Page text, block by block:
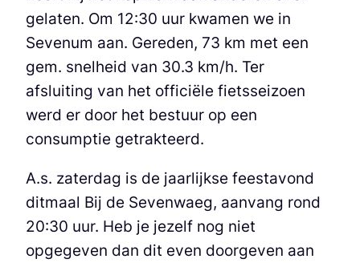
gelaten. Om 12:30 uur kwamen we in
Sevenum aan. Gereden, 73 km met een
gem. snelheid van 30.3 km/h. Ter
afsluiting van het officiële fietsseizoen
werd er door het bestuur op een
consumptie getrakteerd.
A.s. zaterdag is de jaarlijkse feestavond
ditmaal Bij de Sevenwaeg, aanvang rond
20:30 uur. Heb je jezelf nog niet
opgegeven dan dit even doorgeven aan